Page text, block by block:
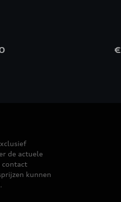
de actuele
contact
kunnen